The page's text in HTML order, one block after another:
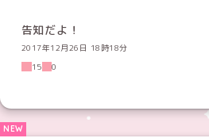
告知だよ！
2017年12月26日 18時18分
15
0